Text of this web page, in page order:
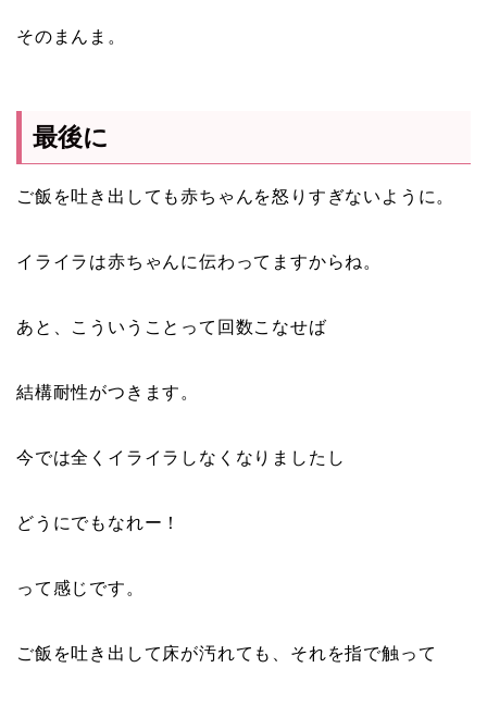
そのまんま。
最後に
ご飯を吐き出しても赤ちゃんを怒りすぎないように。
イライラは赤ちゃんに伝わってますからね。
あと、こういうことって回数こなせば
結構耐性がつきます。
今では全くイライラしなくなりましたし
どうにでもなれー！
って感じです。
ご飯を吐き出して床が汚れても、それを指で触って